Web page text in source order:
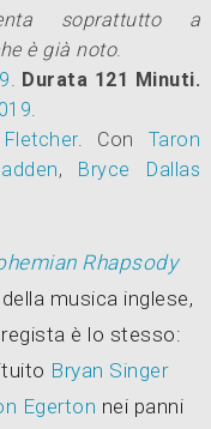
soprattutto a
è già noto.
. Durata 121 Minuti.
.
. Con Taron
, Bryce Dallas
Rhapsody
musica inglese,
è lo stesso:
Bryan Singer
Egerton nei panni